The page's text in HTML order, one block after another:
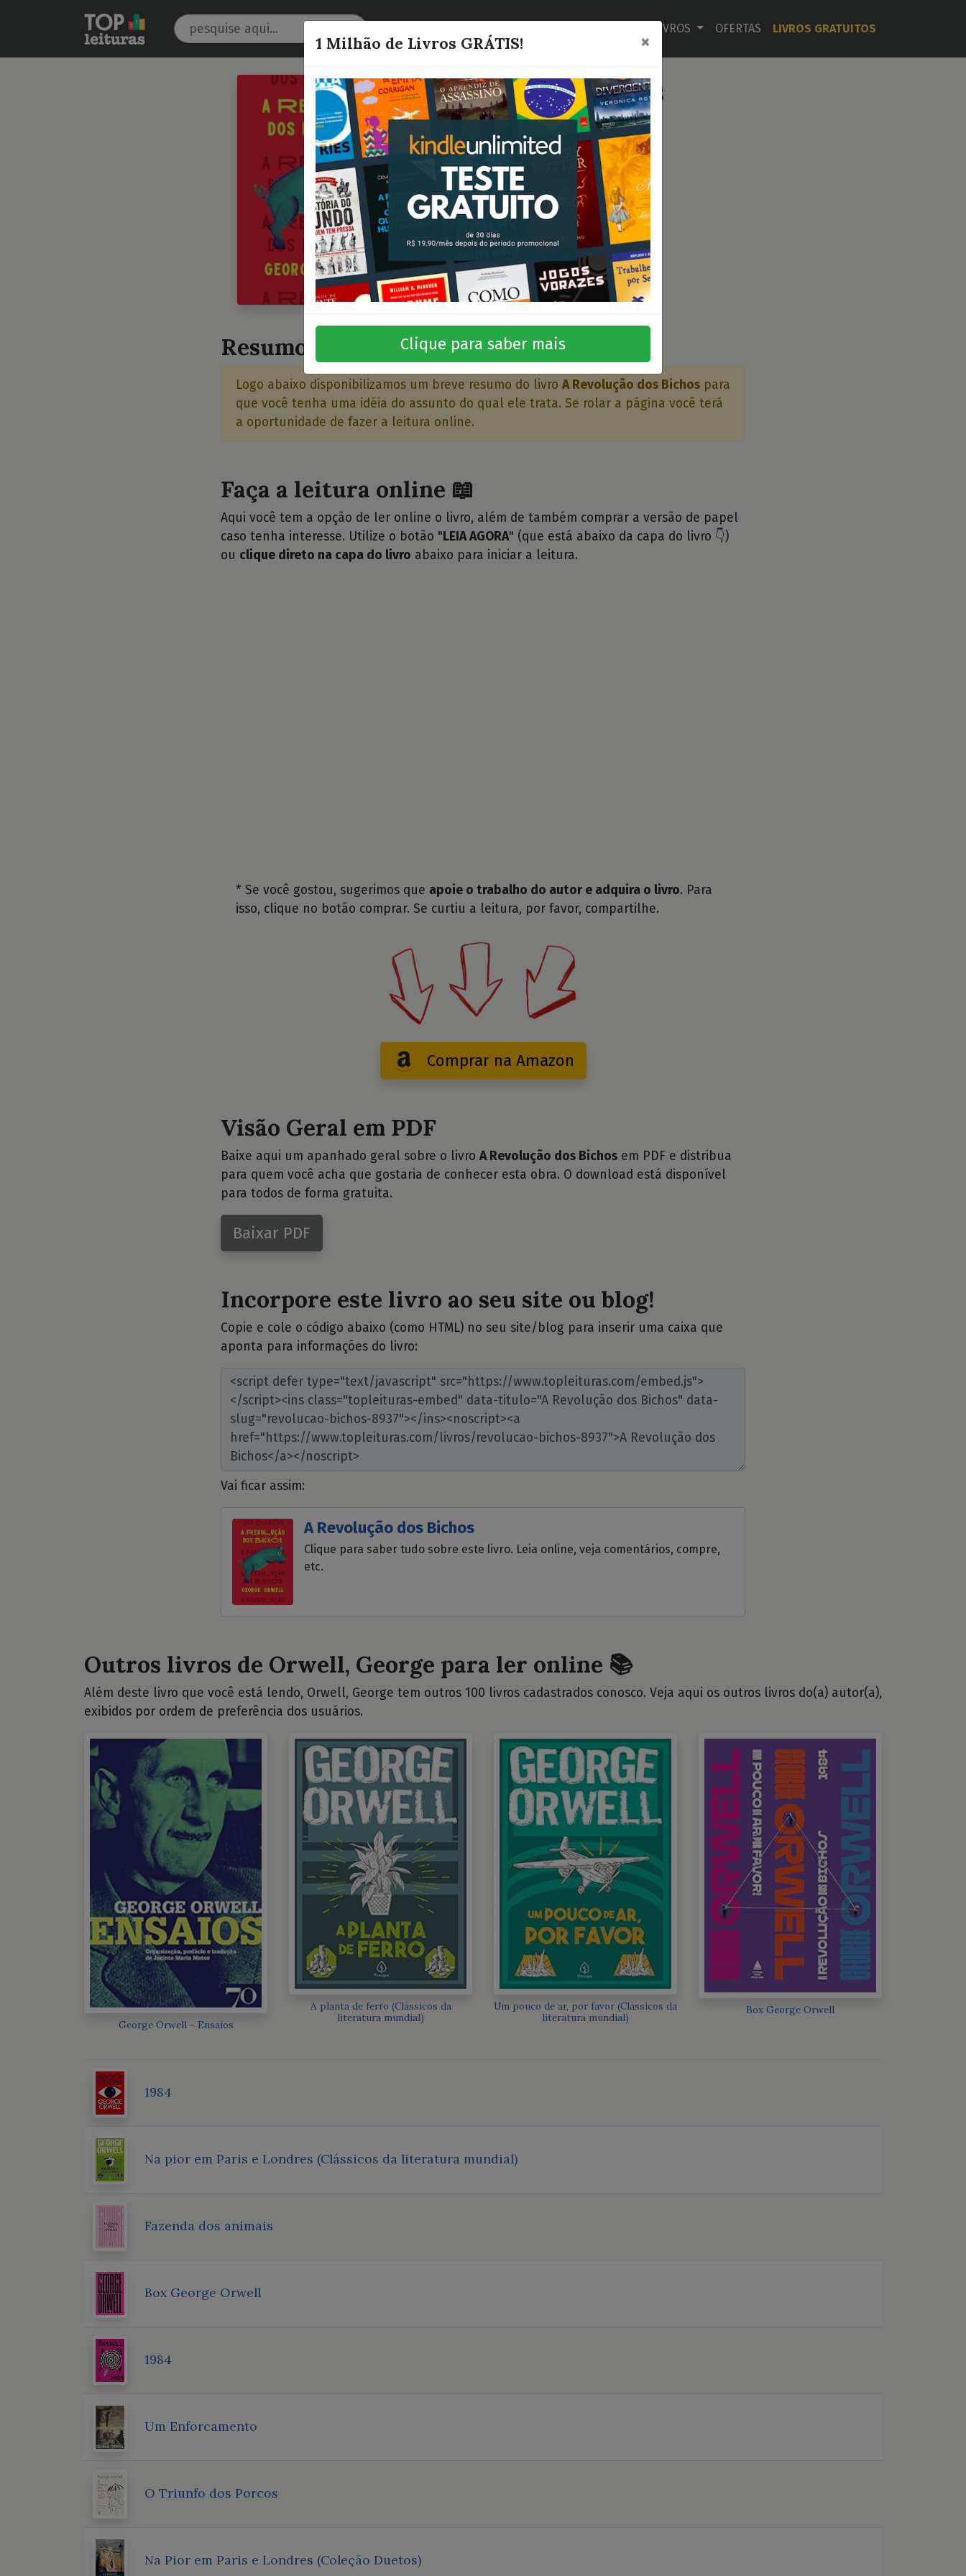
LIVROS OFERTAS LIVROS GRATUITOS
A Revolução dos
Bichos
Orwell, George
Quero este livro!
Resumo do livro 🤔
Logo abaixo disponibilizamos um breve resumo do livro A Revolução dos Bichos para
que você tenha uma idéia do assunto do qual ele trata. Se rolar a página você terá
a oportunidade de fazer a leitura online.
Faça a leitura online 📖
Aqui você tem a opção de ler online o livro, além de também comprar a versão de papel
caso tenha interesse. Utilize o botão " LEIA AGORA" (que está abaixo da capa do livro 👇)
ou clique direto na capa do livro abaixo para iniciar a leitura.
* Se você gostou, sugerimos que apoie o trabalho do autor e adquira o livro. Para
isso, clique no botão comprar. Se curtiu a leitura, por favor, compartilhe.
Comprar na Amazon
Visão Geral em PDF
Baixe aqui um apanhado geral sobre o livro A Revolução dos Bichos em PDF e distribua
para quem você acha que gostaria de conhecer esta obra. O download está disponível
para todos de forma gratuita.
Baixar PDF
Incorpore este livro ao seu site ou blog!
Copie e cole o código abaixo (como HTML) no seu site/blog para inserir uma caixa que
aponta para informações do livro:
Vai ficar assim:
A Revolução dos Bichos
Clique para saber tudo sobre este livro. Leia online, veja comentários, compre,
etc.
Outros livros de Orwell, George para ler online 📚
Além deste livro que você está lendo, Orwell, George tem outros 100 livros cadastrados conosco. Veja aqui os outros livros do(a) autor(a),
exibidos por ordem de preferência dos usuários.
George Orwell - Ensaios
A planta de ferro (Clássicos da
literatura mundial)
Um pouco de ar, por favor (Clássicos da
literatura mundial)
Box George Orwell
1984
Na pior em Paris e Londres (Clássicos da literatura mundial)
Fazenda dos animais
Box George Orwell
1984
Um Enforcamento
O Triunfo dos Porcos
Na Pior em Paris e Londres (Coleção Duetos)
1 Milhão de Livros GRÁTIS! ×
Clique para saber mais